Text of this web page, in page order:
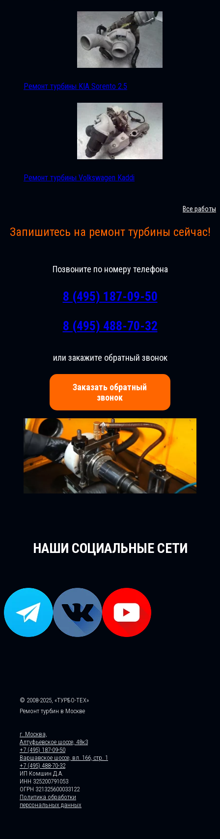
Ремонт турбины KIA Sorento 2.5
Ремонт турбины Volkswagen Kaddi
Все работы
Запишитесь на ремонт турбины сейчас!
Позвоните по номеру телефона
8 (495) 187-09-50
8 (495) 488-70-32
или закажите обратный звонок
Заказать обратный
звонок
НАШИ СОЦИАЛЬНЫЕ СЕТИ
© 2008-2025, «ТУРБО-ТЕХ»
Ремонт турбин в Москве
г. Москва,
Алтуфьевское шоссе, 48к3
+7 (495) 187-09-50
Варшавское шоссе, вл. 166, стр. 1
+7 (495) 488-70-32
ИП Комшин Д.А.
ИНН 325200791053
ОГРН 321325600033122
Политика обработки
персональных данных